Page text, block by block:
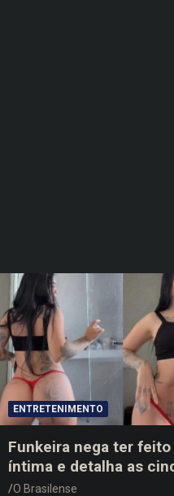
ENTRETENIMENTO
Funkeira nega ter
íntima e detalha as
plásticas que realizou
O Brasilense